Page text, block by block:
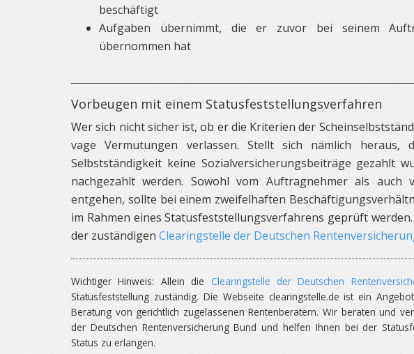
beschäftigt
Aufgaben übernimmt, die er zuvor bei seinem
übernommen hat
Vorbeugen mit einem Statusfeststellungsverfahren
Wer sich nicht sicher ist, ob er die Kriterien der
vage Vermutungen verlassen. Stellt sich nämlich heraus,
Selbstständigkeit keine Sozialversicherungsbeiträge gezahlt
nachgezahlt werden. Sowohl vom Auftragnehmer als
entgehen, sollte bei einem zweifelhaften
im Rahmen eines Statusfeststellungsverfahrens geprüft
der zuständigen Clearingstelle der Deutschen
Wichtiger Hinweis: Allein die Clearingstelle der Deutschen
Statusfeststellung zuständig. Die Webseite clearingstelle.de ist ein Angebot
Beratung von gerichtlich zugelassenen Rentenberatern. Wir beraten und
der Deutschen Rentenversicherung Bund und helfen Ihnen bei der
Status zu erlangen.